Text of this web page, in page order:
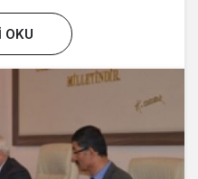
OKU